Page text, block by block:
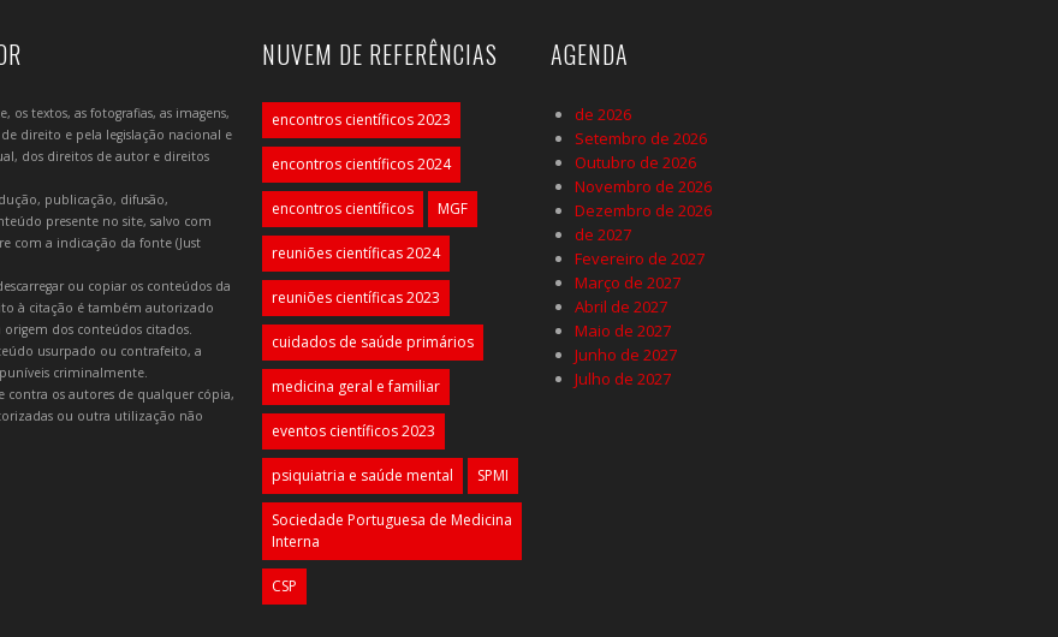
os textos, as fotografias, as imagens,
direito e pela legislação nacional e
dos direitos de autor e direitos
publicação, difusão,
presente no site, salvo com
com a indicação da fonte (Just
ou copiar os conteúdos da
à citação é também autorizado
dos conteúdos citados.
usurpado ou contrafeito, a
criminalmente.
contra os autores de qualquer cópia,
ou outra utilização não
NUVEM DE REFERÊNCIAS
encontros científicos 2023
encontros científicos 2024
encontros científicos MGF
reuniões científicas 2024
reuniões científicas 2023
cuidados de saúde primários
medicina geral e familiar
eventos científicos 2023
psiquiatria e saúde mental SPMI
Sociedade Portuguesa de Medicina
Interna
CSP
AGENDA
de 2026
Setembro de 2026
Outubro de 2026
Novembro de 2026
Dezembro de 2026
de 2027
Fevereiro de 2027
Março de 2027
Abril de 2027
Maio de 2027
Junho de 2027
Julho de 2027